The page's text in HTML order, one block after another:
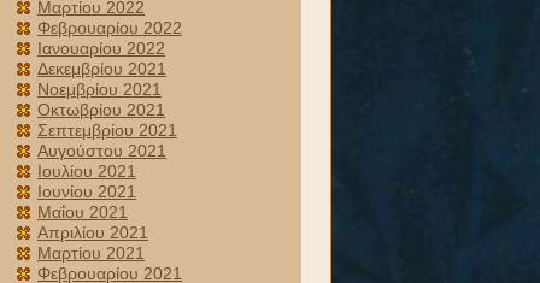
Μαρτίου 2022
Φεβρουαρίου 2022
Ιανουαρίου 2022
Δεκεμβρίου 2021
Νοεμβρίου 2021
Οκτωβρίου 2021
Σεπτεμβρίου 2021
Αυγούστου 2021
Ιουλίου 2021
Ιουνίου 2021
Μαΐου 2021
Απριλίου 2021
Μαρτίου 2021
Φεβρουαρίου 2021